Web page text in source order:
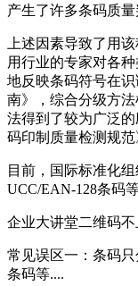
产生了许多条码质量
上述因素导致了用
用行业的专家对各
地反映条码符号在
南》，综合分级方
法得到了较为广泛的
码印制质量检测规
目前，国际标准化
UCC/EAN-128条码
企业大讲堂二维码
常见误区一：条码
条码等....